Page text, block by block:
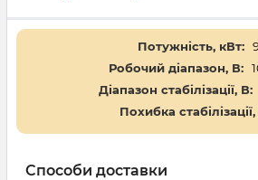
Потужність, кВт:
Робочий діапазон, В:
Діапазон стабілізації, В:
Похибка стабілізації,
Способи доставки